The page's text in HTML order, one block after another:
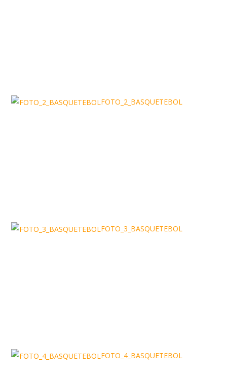
FOTO_2_BASQUETEBOL
FOTO_3_BASQUETEBOL
FOTO_4_BASQUETEBOL